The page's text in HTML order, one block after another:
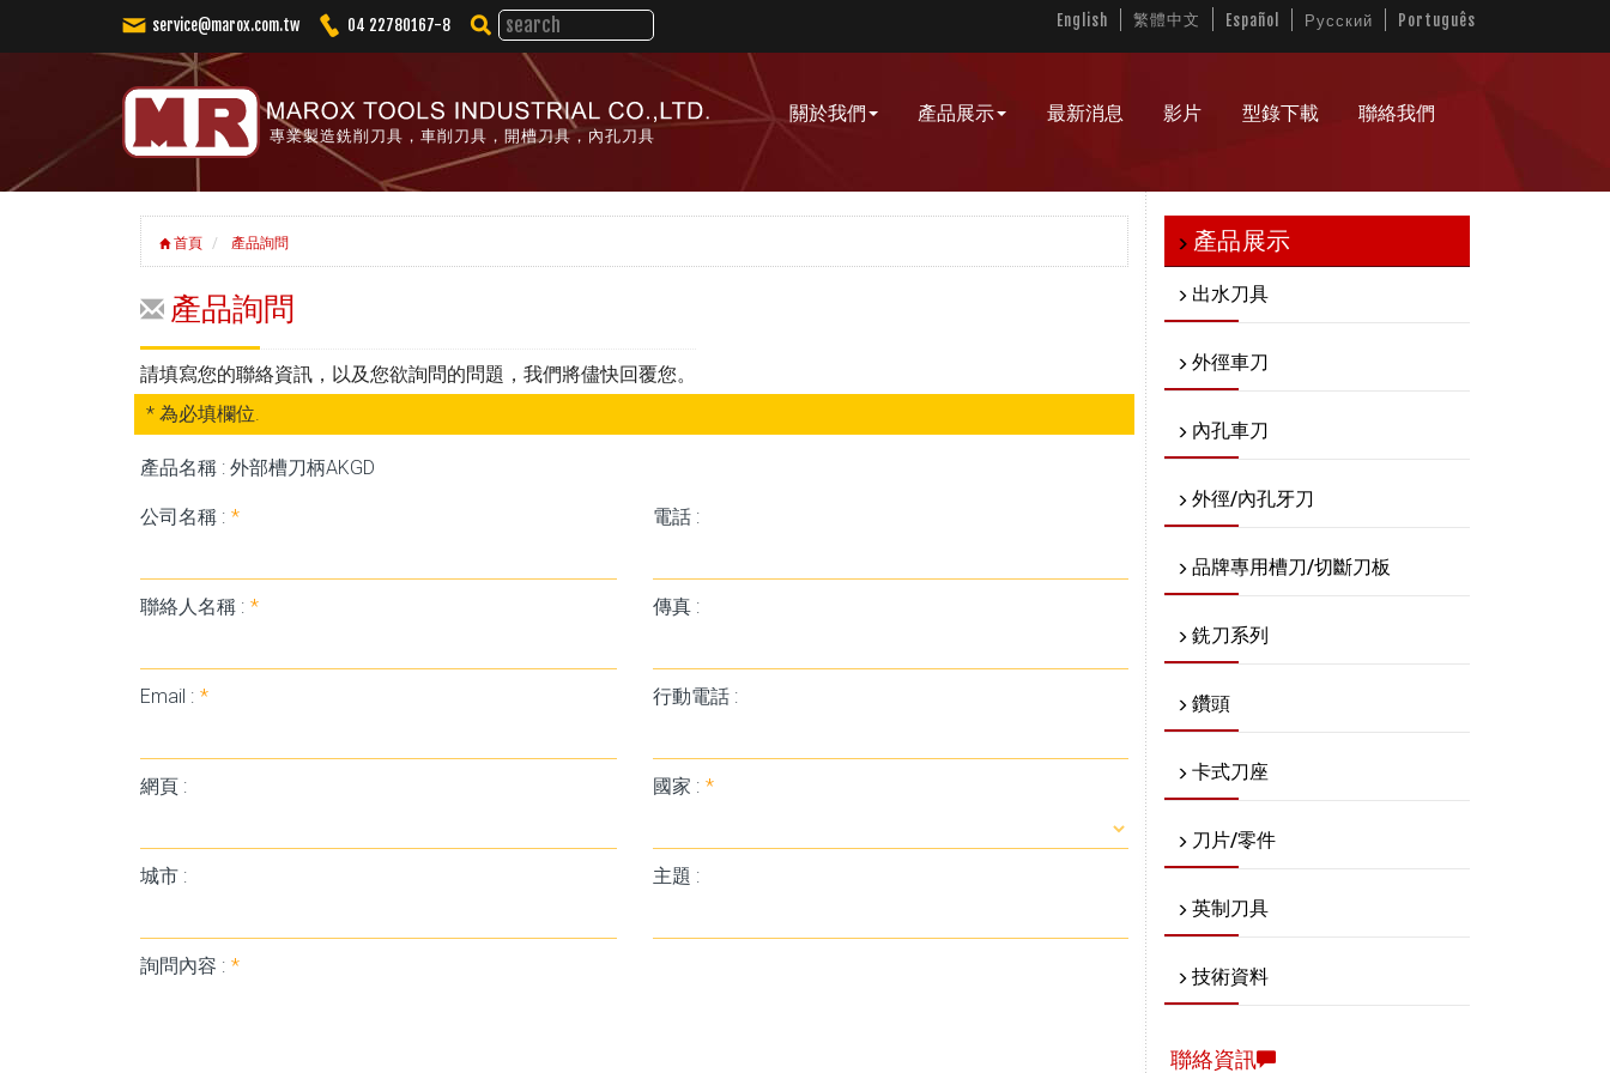
service@marox.com.tw 04 22780167-8 English 繁體中文 Español Русский Português
專業製造銑削刀具，車削刀具，開槽刀具，內孔刀具
關於我們 產品展示 最新消息 影片 型錄下載 聯絡我們
首頁 產品詢問
產品詢問
請填寫您的聯絡資訊，以及您欲詢問的問題，我們將儘快回覆您。
* 為必填欄位.
產品名稱 : 外部槽刀柄AKGD
公司名稱 : * 電話 :
聯絡人名稱 : * 傳真 :
Email : * 行動電話 :
網頁 : 國家 : *
城市 : 主題 :
詢問內容 : *
產品展示
出水刀具
外徑車刀
內孔車刀
外徑/內孔牙刀
品牌專用槽刀/切斷刀板
銑刀系列
鑽頭
卡式刀座
刀片/零件
英制刀具
技術資料
聯絡資訊